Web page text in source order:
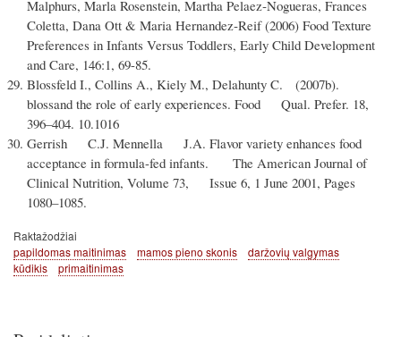
Malphurs, Marla Rosenstein, Martha Pelaez‐Nogueras, Frances
Coletta, Dana Ott & Maria Hernandez‐Reif (2006) Food Texture
Preferences in Infants Versus Toddlers, Early Child Development
and Care, 146:1, 69-85.
Blossfeld I., Collins A., Kiely M., Delahunty C. (2007b).
blossand the role of early experiences. Food Qual. Prefer. 18,
396–404. 10.1016
Gerrish C.J. Mennella J.A. Flavor variety enhances food
acceptance in formula-fed infants. The American Journal of
Clinical Nutrition, Volume 73, Issue 6, 1 June 2001, Pages
1080–1085.
Raktažodžiai
papildomas maitinimas
mamos pieno skonis
daržovių valgymas
kūdikis
primaitinimas